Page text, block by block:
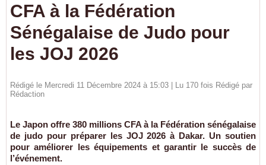
CFA à la Fédération
Sénégalaise de Judo pour
les JOJ 2026
Rédigé le Mercredi 11 Décembre 2024 à 15:03 | Lu 170 fois Rédigé par
Rédaction
Le Japon offre 380 millions CFA à la Fédération sénégalaise
de judo pour préparer les JOJ 2026 à Dakar. Un soutien
pour améliorer les équipements et garantir le succès de
l’événement.